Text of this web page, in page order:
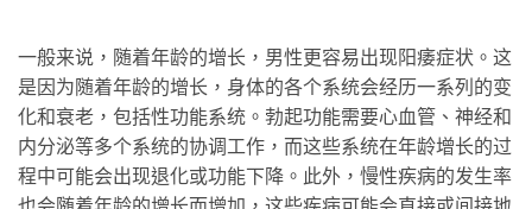
一般来说，随着年龄的增长，男性更容易出现阳痿症状。这
是因为随着年龄的增长，身体的各个系统会经历一系列的变
化和衰老，包括性功能系统。勃起功能需要心血管、神经和
内分泌等多个系统的协调工作，而这些系统在年龄增长的过
程中可能会出现退化或功能下降。此外，慢性疾病的发生率